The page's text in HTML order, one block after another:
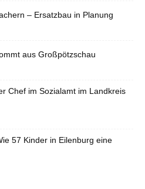
– Ersatzbau in Planung
aus Großpötzschau
Chef im Sozialamt im Landkreis
57 Kinder in Eilenburg eine